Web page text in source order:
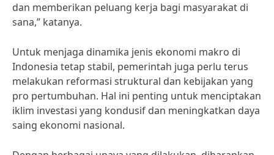
dan memberikan peluang kerja bagi masyarakat di
sana,” katanya.
Untuk menjaga dinamika jenis ekonomi makro di
Indonesia tetap stabil, pemerintah juga perlu terus
melakukan reformasi struktural dan kebijakan yang
pro pertumbuhan. Hal ini penting untuk menciptakan
iklim investasi yang kondusif dan meningkatkan daya
saing ekonomi nasional.